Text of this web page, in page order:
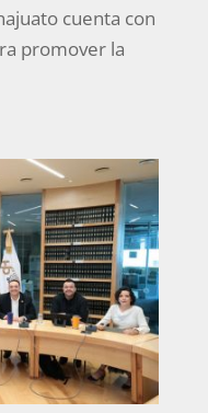
cuenta con
promover la